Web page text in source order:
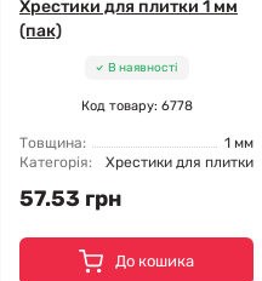
Хрестики для плитки 1 мм
(пак)
В наявності
Код товару: 6778
Товщина:
1 мм
Категорія:
Хрестики для плитки
57.53 грн
До кошика